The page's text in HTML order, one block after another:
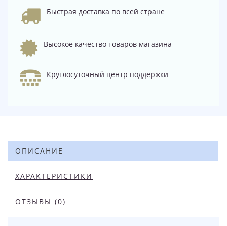
Быстрая доставка по всей стране
Высокое качество товаров магазина
Круглосуточный центр поддержки
ОПИСАНИЕ
ХАРАКТЕРИСТИКИ
ОТЗЫВЫ (0)